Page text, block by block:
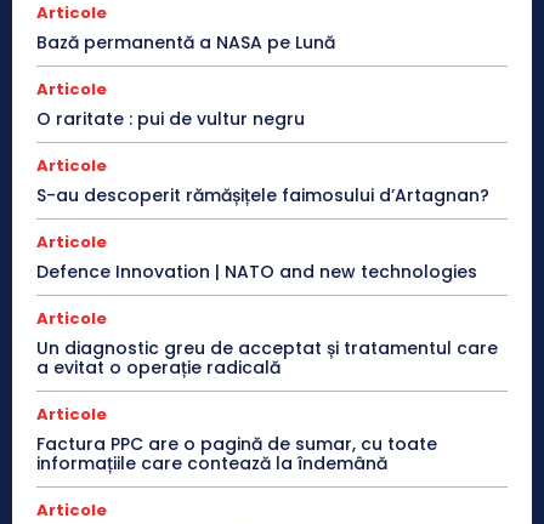
Articole
Bază permanentă a NASA pe Lună
Articole
O raritate : pui de vultur negru
Articole
S-au descoperit rămășițele faimosului d’Artagnan?
Articole
Defence Innovation | NATO and new technologies
Articole
Un diagnostic greu de acceptat și tratamentul care
a evitat o operație radicală
Articole
Factura PPC are o pagină de sumar, cu toate
informațiile care contează la îndemână
Articole